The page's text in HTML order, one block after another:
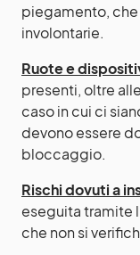
piegamento,
involontarie.
Ruote e
presenti, oltre
caso in cui ci
devono essere
bloccaggio.
Rischi dovuti a
eseguita tramite
che non si